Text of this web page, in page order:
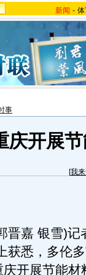
新闻 -
事
庆开展
[我
嘉 银雪)记
获悉，多伦
开展节能材